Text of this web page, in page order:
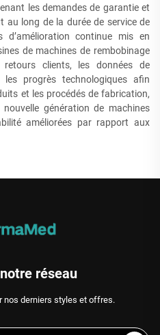
les demandes de garantie et
au long de la durée de service de
d’amélioration continue mis en
de machines de rembobinage
clients, les données de
progrès technologiques afin
et les procédés de fabrication,
génération de machines
améliorées par rapport aux
réseau
nos derniers styles et offres.